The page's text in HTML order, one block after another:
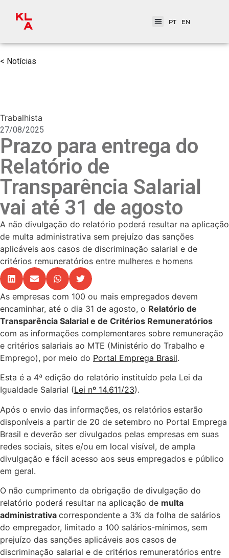
PT EN
< Notícias
Trabalhista
27/08/2025
Prazo para entrega do
Relatório de
Transparência Salarial
vai até 31 de agosto
A não divulgação do relatório poderá resultar na aplicação
de multa administrativa sem prejuízo das sanções
aplicáveis aos casos de discriminação salarial e de
critérios remuneratórios entre mulheres e homens
As empresas com 100 ou mais empregados devem
encaminhar, até o dia 31 de agosto, o Relatório de
Transparência Salarial e de Critérios Remuneratórios
com as informações complementares sobre remuneração
e critérios salariais ao MTE (Ministério do Trabalho e
Emprego), por meio do Portal Emprega Brasil.
Esta é a 4ª edição do relatório instituído pela Lei da
Igualdade Salarial (Lei nº 14.611/23).
Após o envio das informações, os relatórios estarão
disponíveis a partir de 20 de setembro no Portal Emprega
Brasil e deverão ser divulgados pelas empresas em suas
redes sociais, sites e/ou em local visível, de ampla
divulgação e fácil acesso aos seus empregados e público
em geral.
O não cumprimento da obrigação de divulgação do
relatório poderá resultar na aplicação de multa
administrativa correspondente a 3% da folha de salários
do empregador, limitado a 100 salários-mínimos, sem
prejuízo das sanções aplicáveis aos casos de
discriminação salarial e de critérios remuneratórios entre